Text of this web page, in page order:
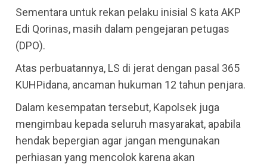
Sementara untuk rekan pelaku inisial S kata AKP
Edi Qorinas, masih dalam pengejaran petugas
(DPO).
Atas perbuatannya, LS di jerat dengan pasal 365
KUHPidana, ancaman hukuman 12 tahun penjara.
Dalam kesempatan tersebut, Kapolsek juga
mengimbau kepada seluruh masyarakat, apabila
hendak bepergian agar jangan mengunakan
perhiasan yang mencolok karena akan